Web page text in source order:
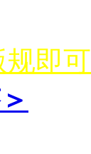
即